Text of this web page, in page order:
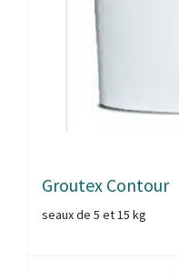
Groutex Contour
seaux de 5 et 15 kg